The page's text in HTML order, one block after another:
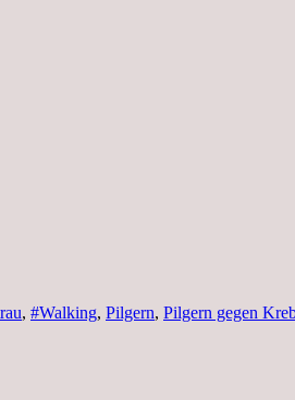
, #Walking, Pilgern, Pilgern gegen